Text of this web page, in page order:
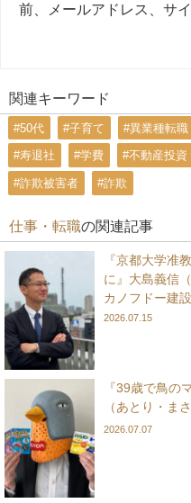
前、メールアドレス、サ
関連キーワード
#50代 #子育て #異業種転職
#寿退社 #学費 #不動産投資
#詐欺被害者 #詐欺
仕事・転職の関連記事
『京都大学准
に』大島義信
カノフドー建
2026.07.15
『39歳で鳥の
（あとり・ま
2026.07.07